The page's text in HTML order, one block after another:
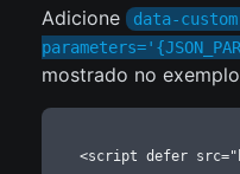
Adicione
data-
mostrado no
<script defer